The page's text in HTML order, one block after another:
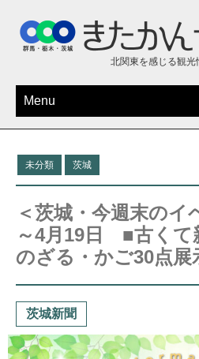
北関東を感じる観光
Menu
未分類 茨城
＜茨城・今週末のイ
～4月19日 ■古くて
のざる・かご30点展
茨城新聞